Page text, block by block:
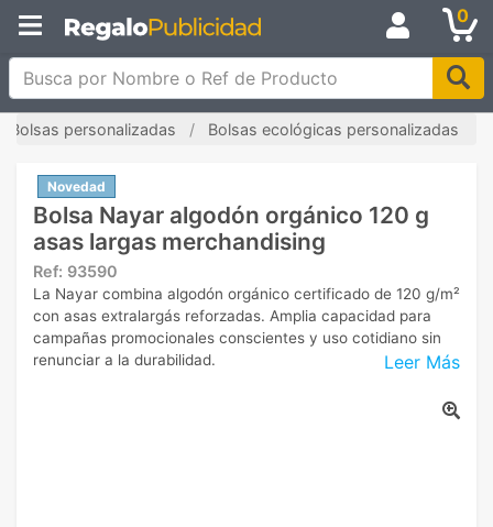
0
Busca por Nombre o Ref de Producto
Bolsas personalizadas Bolsas ecológicas personalizadas
Novedad
Bolsa Nayar algodón orgánico 120 g
asas largas merchandising
Ref: 93590
Leer Más
La Nayar combina algodón orgánico certificado de 120 g/m²
con asas extralargás reforzadas. Amplia capacidad para
campañas promocionales conscientes y uso cotidiano sin
renunciar a la durabilidad.